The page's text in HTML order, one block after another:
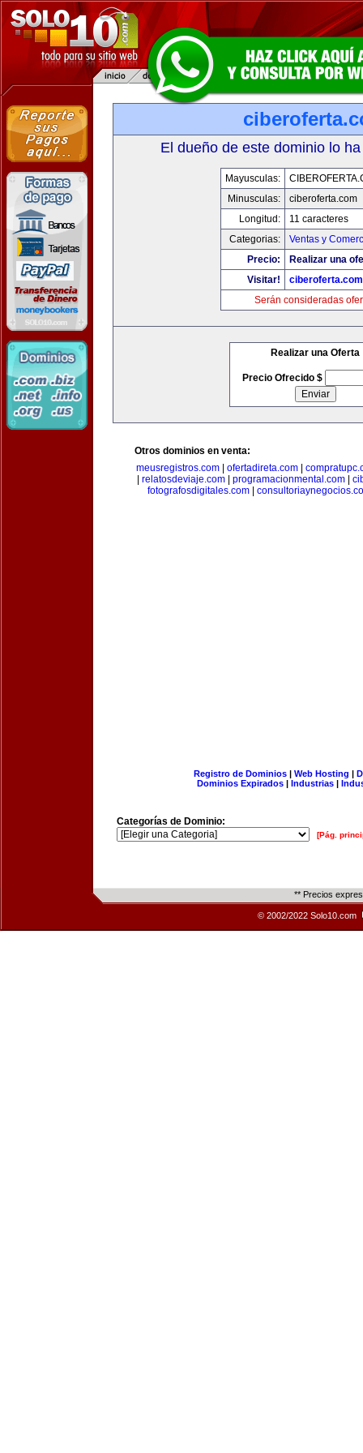
El dueño de este dominio lo
Mayusculas:
Minusculas:
ciberoferta.com
Longitud:
11 caracteres
Categorias:
Ventas y
Precio:
Realizar una
Visitar!
ciberoferta.com
Serán consideradas
Realizar una Oferta
Precio Ofrecido $
Otros dominios en venta:
meusregistros.com| ofertadireta.com|
relatosdeviaje.com| programacionmental.com|
fotografosdigitales.com
Registro de Dominios| Web Hosting |
Dominios Expirados | Industrias |
Categorías de Dominio:
[Pág.
** Precios
© 2002/2022 Solo10.com